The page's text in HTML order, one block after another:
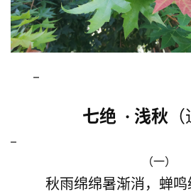
–
七绝 · 浅秋
–
（一）
秋雨绵绵暑渐消，蝉鸣